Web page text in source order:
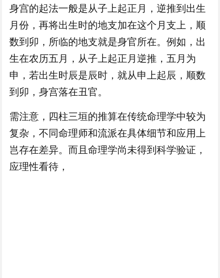
身宫的起法一般是从子上起正月，逆推到出生
月份，再将出生时的地支加在这个月支上，顺
数到卯，所临的地支就是身官所在。例如，出
生在农历五月，从子上起正月逆推，五月为
申，若出生时辰是辰时，就从申上起辰，顺数
到卯，身宫落在丑官。
需注意，四柱三垣的推算在传统命理学中较为
复杂，不同命理师和流派在具体细节和应用上
岂存在差异。而且命理学尚未得到科学验证，
应理性看待，